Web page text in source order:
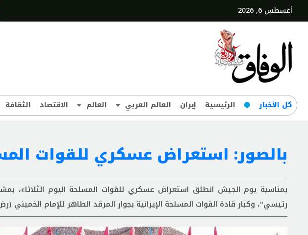
أغسطس 6, 2026
کل‌ الأخبار الرئيسية إيران العالم العربي العالم الاقتصاد الثقافة
بالصور: استعراض عسكري للقوات
بمناسبة يوم الجيش انطلق استعراض عسكري للقوات المسلحة اليوم الثلاثاء،
رئيسي"، وكبار قادة القوات المسلحة الإیرانیة بجوار المرقد الطاهر للإمام